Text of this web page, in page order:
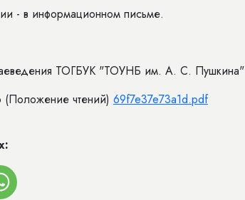
- в информационном письме.
ТОГБУК "ТОУНБ им. А. С. Пушкина"
чтений) 69f7e37e73a1d.pdf